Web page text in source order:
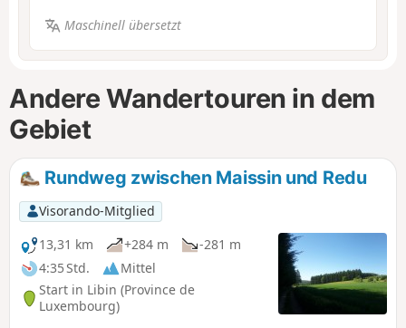
Maschinell übersetzt
Andere Wandertouren in dem
Gebiet
Rundweg zwischen Maissin und Redu
Visorando-Mitglied
13,31 km
+284 m
-281 m
4:35 Std.
Mittel
Start in Libin (Province de
Luxembourg)